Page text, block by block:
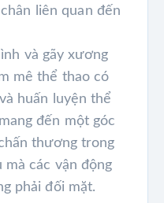
liên quan đến
và gãy xương
mê thể thao có
huấn luyện thể
đến một góc
thương trong
các vận động
phải đối mặt.